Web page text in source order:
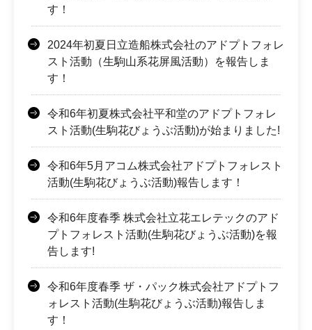
す！
2024年初夏日立造船株式会社のアドプトフォレ
スト活動（生駒山系花屏風活動）を報告しま
す！
令和6年初夏株式会社平和堂のアドプトフォレ
スト活動(生駒花びょうぶ活動)が始まりました!
令和6年5月アコム株式会社アドプトフォレスト
活動(生駒花びょうぶ活動)報告します！
令和6年度春季 株式会社立花エレテックのアド
プトフォレスト活動(生駒花びょうぶ活動)を報
告します!
令和6年度春季 ザ・パック株式会社アドプトフ
ォレスト活動(生駒花びょうぶ活動)報告しま
す！